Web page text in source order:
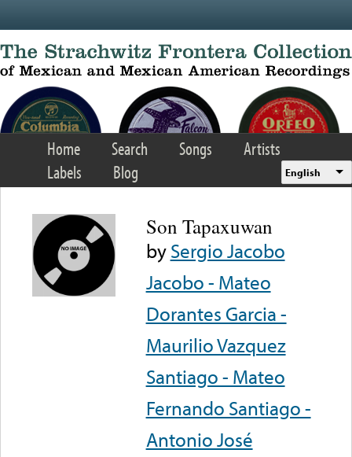
Home Search Songs
Artists
Labels
Blog English
Son Tapaxuwan
bySergio Jacobo
Jacobo - Mateo
Dorantes Garcia -
Maurilio Vazquez
Santiago - Mateo
Fernando Santiago -
Antonio José